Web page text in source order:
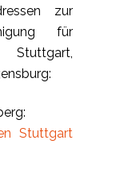
zur
für
Stuttgart,
Stuttgart